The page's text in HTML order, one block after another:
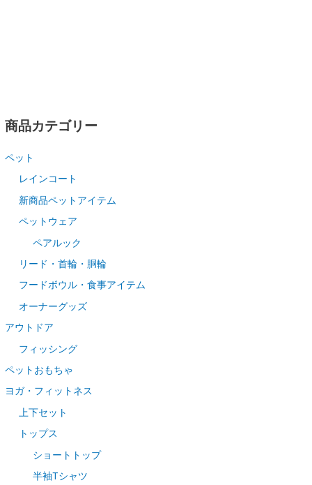
商品カテゴリー
ペット
レインコート
新商品ペットアイテム
ペットウェア
ペアルック
リード・首輪・胴輪
フードボウル・食事アイテム
オーナーグッズ
アウトドア
フィッシング
ペットおもちゃ
ヨガ・フィットネス
上下セット
トップス
ショートトップ
半袖Tシャツ